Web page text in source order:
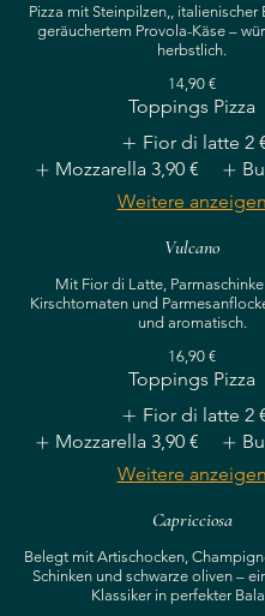
Pizza mit Steinpilzen,, italienischer
geräuchertem Provola-Käse –
herbstlich.
14,90 €
Toppings Pizza
Fior di latte 2
Mozzarella 3,90 €
Weitere anzeigen
Vulcano
Mit Fior di Latte,
Kirschtomaten und
und aromatisch.
16,90 €
Toppings Pizza
Fior di latte 2
Mozzarella 3,90 €
Weitere anzeigen
Capricciosa
Belegt mit Artischocken,
Schinken und schwarze oliven –
Klassiker in perfekter